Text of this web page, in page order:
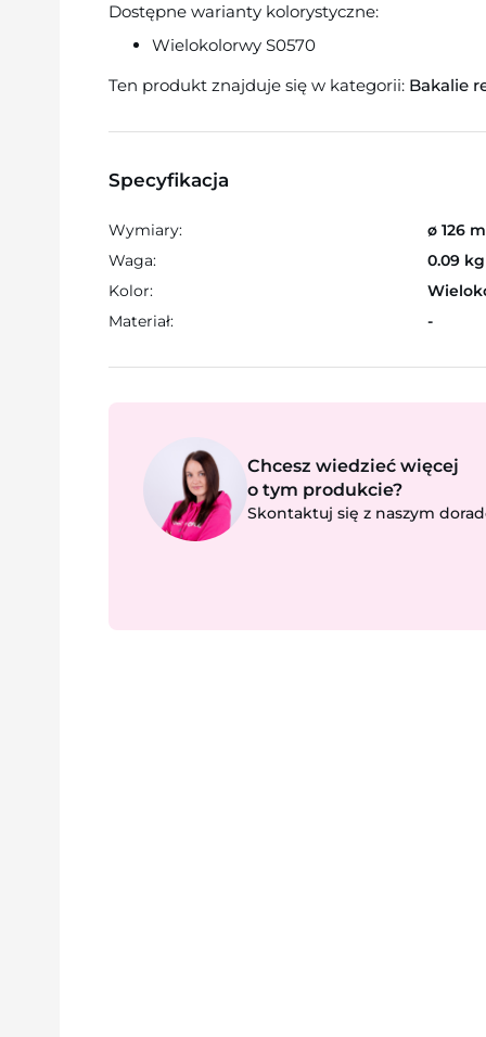
Dostępne warianty kolorystyczne:
Wielokolorwy S0570
Ten produkt znajduje się w kategorii: Bakalie
Specyfikacja
Wymiary:
ø 126
Waga:
0.09 kg
Kolor:
Materiał:
-
Chcesz wiedzieć więcej
o tym produkcie?
Skontaktuj się z naszym